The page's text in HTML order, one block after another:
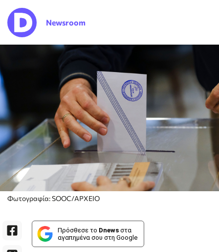
Newsroom
Φωτογραφία: SOOC/ΑΡΧΕΙΟ
Πρόσθεσε το Dnews στα
αγαπημένα σου στη Google